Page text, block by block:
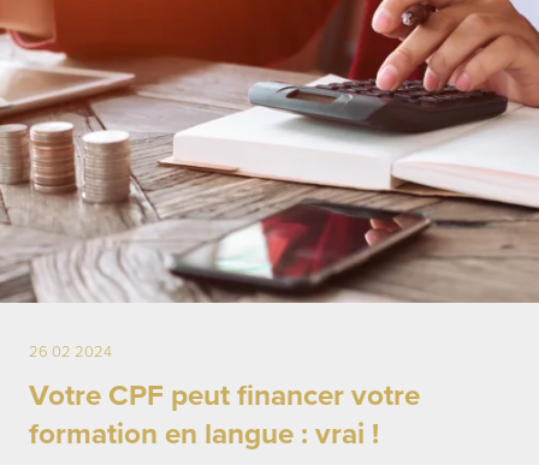
26 02 2024
Votre CPF peut financer votre
formation en langue : vrai !